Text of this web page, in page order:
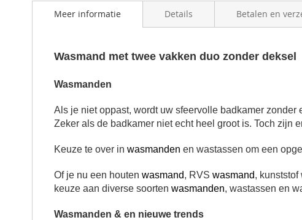
Meer informatie
Wasmand met twee vakken duo zonder deksel
Wasmanden
Als je niet oppast, wordt uw sfeervolle badkamer zonder
Zeker als de badkamer niet echt heel groot is. Toch zijn
Keuze te over in wasmanden en wastassen om een
Of je nu een houten wasmand, RVS wasmand,
keuze aan diverse soorten wasmanden, wastassen en
Wasmanden & en nieuwe trends
Details Betalen en